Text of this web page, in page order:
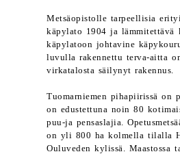
Metsäopistolle tarpeellisia
käpylato 1904 ja lämmitettävä
käpylatoon johtavine
luvulla rakennettu terva-aitta
virkatalosta säilynyt rakennus.
Tuomarniemen pihapiirissä on
on edustettuna noin 80
puu-ja pensaslajia.
on yli 800 ha kolmella tilalla
Ouluveden kylissä. Maastossa